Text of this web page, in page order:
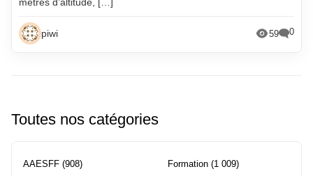
mètres d’altitude, […]
piwi 59 0
Toutes nos catégories
AAESFF (908) Formation (1 009)